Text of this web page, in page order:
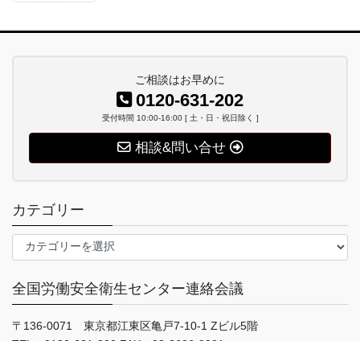
ご相談はお早めに
0120-631-202
受付時間 10:00-16:00 [ 土・日・祝日除く ]
相談&問い合せ
カテゴリー
テ
リ
ー
全国労働安全衛生センター連絡会議
〒136-0071 東京都江東区亀戸7-10-1 Zビル5階